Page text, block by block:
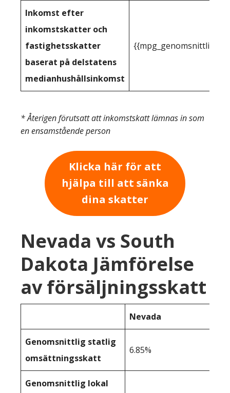
Inkomst efter
inkomstskatter och
fastighetsskatter
baserat på delstatens
medianhushållsinkomst
* Återigen förutsatt att inkomstskatt lämnas in som
en ensamstående person
Klicka här för att
hjälpa till att sänka
dina skatter
Nevada vs South
Dakota Jämförelse
av försäljningsskatt
Nevada
Genomsnittlig statlig
omsättningsskatt
6.85%
Genomsnittlig lokal